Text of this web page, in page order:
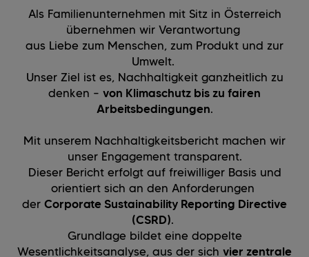
Als Familienunternehmen mit Sitz in Österreich
übernehmen wir Verantwortung
aus Liebe zum Menschen, zum Produkt und zur
Umwelt.
Unser Ziel ist es, Nachhaltigkeit ganzheitlich zu
denken – von Klimaschutz bis zu fairen
Arbeitsbedingungen.
Mit unserem Nachhaltigkeitsbericht machen wir
unser Engagement transparent.
Dieser Bericht erfolgt auf freiwilliger Basis und
orientiert sich an den Anforderungen
der Corporate Sustainability Reporting Directive
(CSRD).
Grundlage bildet eine doppelte
Wesentlichkeitsanalyse, aus der sich vier zentrale